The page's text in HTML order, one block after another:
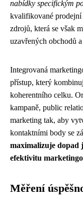
nabídky specifickým
kvalifikované prodejní
zdrojů, která se však
uzavřených obchodů
Integrovaná
přístup, který
koherentního celku.
kampaně, public
marketing tak, aby
kontaktními body se
maximalizuje dopad
efektivitu
Měření